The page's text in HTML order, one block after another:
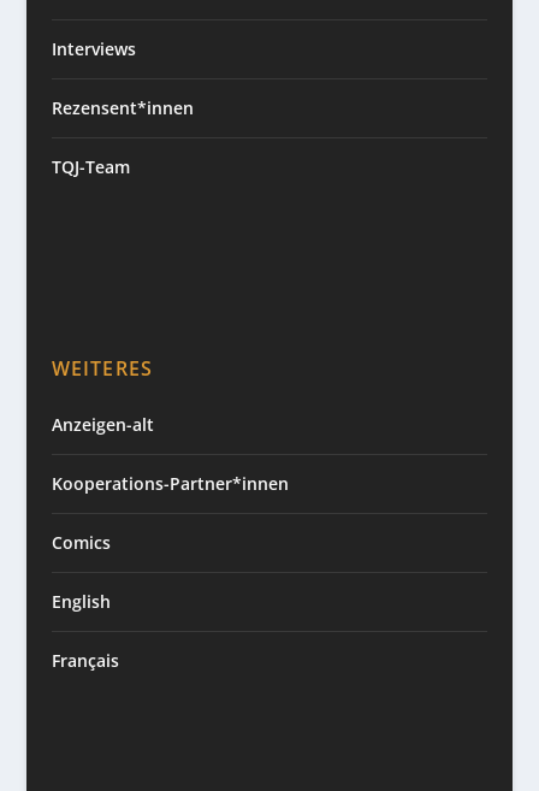
Interviews
Rezensent*innen
TQJ-Team
WEITERES
Anzeigen-alt
Kooperations-Partner*innen
Comics
English
Français